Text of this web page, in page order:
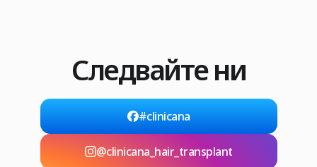
Следвайте ни
#clinicana
@clinicana_hair_transplant